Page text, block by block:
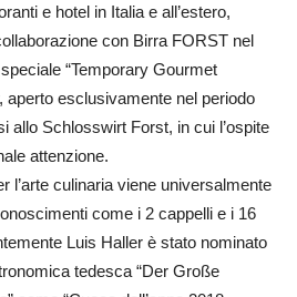
e hotel in Italia e all’estero,
con Birra FORST nel
“Temporary Gourmet
aperto esclusivamente nel periodo
allo Schlosswirt Forst, in cui l’ospite
attenzione.
l’arte culinaria viene universalmente
come i 2 cappelli e i 16
Luis Haller è stato nominato
tedesca “Der Große